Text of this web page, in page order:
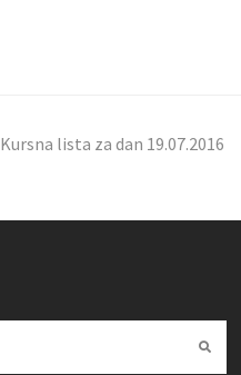
Kursna lista za dan 19.07.2016
Submit